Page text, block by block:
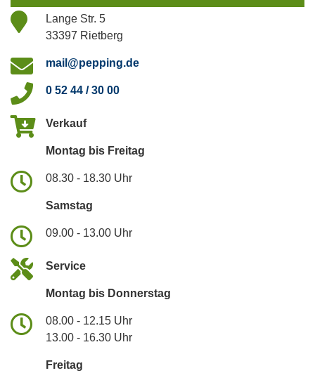
Lange Str. 5
33397 Rietberg
mail@pepping.de
0 52 44 / 30 00
Verkauf
Montag bis Freitag
08.30 - 18.30 Uhr
Samstag
09.00 - 13.00 Uhr
Service
Montag bis Donnerstag
08.00 - 12.15 Uhr
13.00 - 16.30 Uhr
Freitag